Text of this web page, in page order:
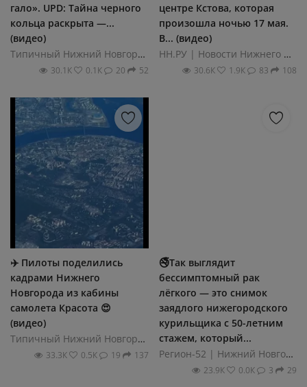
гало». UPD: Тайна черного
кольца раскрыта —...
(видео)
Типичный Нижний Новгород
30.1К 0.1К 20 52
центре Кстова, которая
произошла ночью 17 мая.
В... (видео)
НН.РУ | Новости Нижнего Новгорода
30.6К 1.9К 83 108
✈️ Пилоты поделились
кадрами Нижнего
Новгорода из кабины
самолета Красота 😍
(видео)
Типичный Нижний Новгород
33.3К 0.5К 19 137
🚭Так выглядит
бессимптомный рак
лёгкого — это снимок
заядлого нижегородского
курильщика с 50-летним
стажем, который...
Регион-52 | Нижний Новгород
23.9К 0.0К 3 29